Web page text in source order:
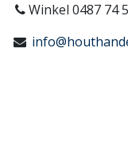
Winkel 0487 74